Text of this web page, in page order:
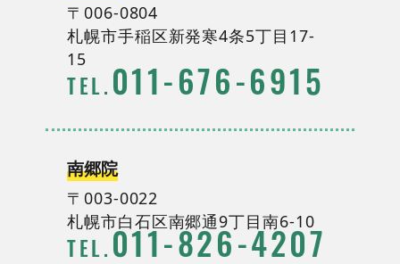
〒006-0804
札幌市手稲区新発寒4条5丁目17-
15
TEL. 011 - 676 -6915
南郷院
〒003-0022
札幌市白石区南郷通9丁目南6-10
TEL. 011 -826 -4207